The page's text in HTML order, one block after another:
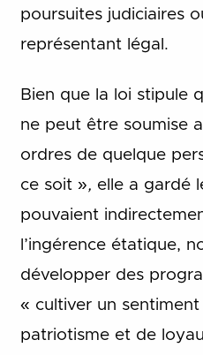
poursuites judiciaires
représentant légal.
Bien que la loi stipule
ne peut être soumise
ordres de quelque
ce soit », elle a gardé
pouvaient
l’ingérence étatique,
développer des
« cultiver un
patriotisme et de